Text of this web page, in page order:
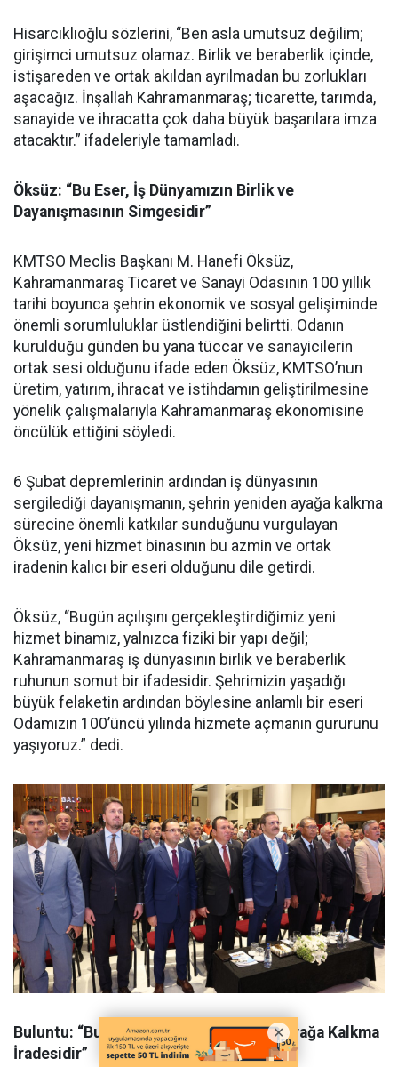
Hisarcıklıoğlu sözlerini, “Ben asla umutsuz değilim;
girişimci umutsuz olamaz. Birlik ve beraberlik içinde,
istişareden ve ortak akıldan ayrılmadan bu zorlukları
aşacağız. İnşallah Kahramanmaraş; ticarette, tarımda,
sanayide ve ihracatta çok daha büyük başarılara imza
atacaktır.” ifadeleriyle tamamladı.
Öksüz: “Bu Eser, İş Dünyamızın Birlik ve
Dayanışmasının Simgesidir”
KMTSO Meclis Başkanı M. Hanefi Öksüz,
Kahramanmaraş Ticaret ve Sanayi Odasının 100 yıllık
tarihi boyunca şehrin ekonomik ve sosyal gelişiminde
önemli sorumluluklar üstlendiğini belirtti. Odanın
kurulduğu günden bu yana tüccar ve sanayicilerin
ortak sesi olduğunu ifade eden Öksüz, KMTSO’nun
üretim, yatırım, ihracat ve istihdamın geliştirilmesine
yönelik çalışmalarıyla Kahramanmaraş ekonomisine
öncülük ettiğini söyledi.
6 Şubat depremlerinin ardından iş dünyasının
sergilediği dayanışmanın, şehrin yeniden ayağa kalkma
sürecine önemli katkılar sunduğunu vurgulayan
Öksüz, yeni hizmet binasının bu azmin ve ortak
iradenin kalıcı bir eseri olduğunu dile getirdi.
Öksüz, “Bugün açılışını gerçekleştirdiğimiz yeni
hizmet binamız, yalnızca fiziki bir yapı değil;
Kahramanmaraş iş dünyasının birlik ve beraberlik
ruhunun somut bir ifadesidir. Şehrimizin yaşadığı
büyük felaketin ardından böylesine anlamlı bir eseri
Odamızın 100’üncü yılında hizmete açmanın gururunu
yaşıyoruz.” dedi.
Buluntu: “Bu Bina, Bir Şehrin Yeniden Ayağa Kalkma
İradesidir”